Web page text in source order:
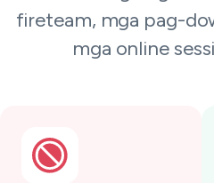
fireteam, mga pag-
mga online